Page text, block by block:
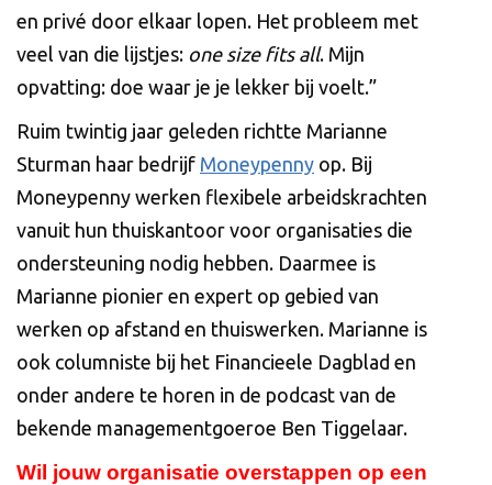
en privé door elkaar lopen. Het probleem met
veel van die lijstjes: one size fits all. Mijn
opvatting: doe waar je je lekker bij voelt.”
Ruim twintig jaar geleden richtte Marianne
Sturman haar bedrijf Moneypenny op. Bij
Moneypenny werken flexibele arbeidskrachten
vanuit hun thuiskantoor voor organisaties die
ondersteuning nodig hebben. Daarmee is
Marianne pionier en expert op gebied van
werken op afstand en thuiswerken. Marianne is
ook columniste bij het Financieele Dagblad en
onder andere te horen in de podcast van de
bekende managementgoeroe Ben Tiggelaar.
Wil jouw organisatie overstappen op een